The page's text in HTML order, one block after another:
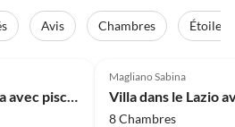
Avis Chambres
Étoiles
Magliano Sabina
8 Chambres